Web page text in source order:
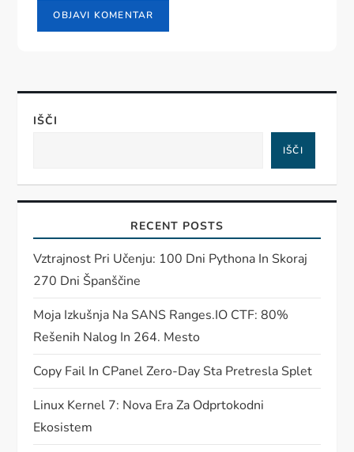
IŠČI
IŠČI
RECENT POSTS
Vztrajnost Pri Učenju: 100 Dni Pythona In Skoraj
270 Dni Španščine
Moja Izkušnja Na SANS Ranges.IO CTF: 80%
Rešenih Nalog In 264. Mesto
Copy Fail In CPanel Zero-Day Sta Pretresla Splet
Linux Kernel 7: Nova Era Za Odprtokodni
Ekosistem